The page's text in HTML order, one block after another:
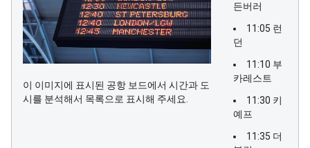
이 이미지에 표시된 공항 보드에서 시간과 도
시를 분석해서 목록으로 표시해 주세요.
든버러
11:05 런
던
11:10 부
카레스트
11:30 키
예프
11:35 더